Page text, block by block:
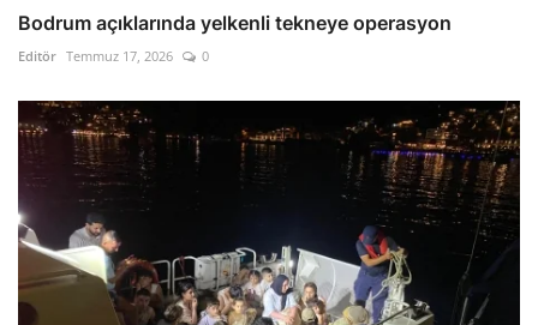
Bodrum açıklarında yelkenli tekneye operasyon
Editör Temmuz 17, 2026 0